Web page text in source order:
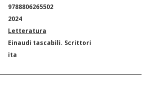
9788806265502
2024
Letteratura
Einaudi tascabili. Scrittori
ita